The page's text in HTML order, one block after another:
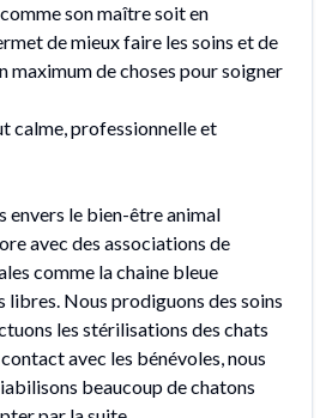
son maître soit en
de mieux faire les soins et de
maximum de choses pour soigner
calme, professionnelle et
envers le bien-être animal
avec des associations de
comme la chaine bleue
libres. Nous prodiguons des soins
les stérilisations des chats
avec les bénévoles, nous
beaucoup de chatons